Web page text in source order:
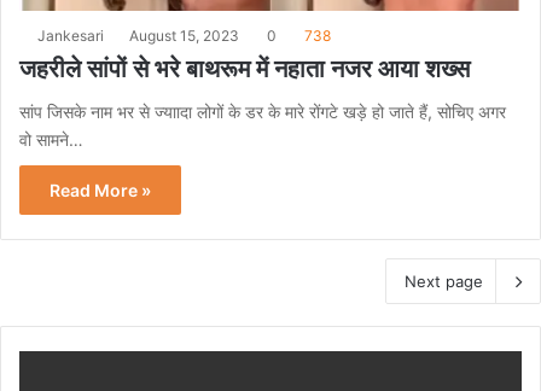
Jankesari August 15, 2023 0 738
जहरीले सांपों से भरे बाथरूम में नहाता नजर आया शख्स
सांप जिसके नाम भर से ज्याादा लोगों के डर के मारे रोंगटे खड़े हो जाते हैं, सोचिए अगर
वो सामने…
Read More »
Next page